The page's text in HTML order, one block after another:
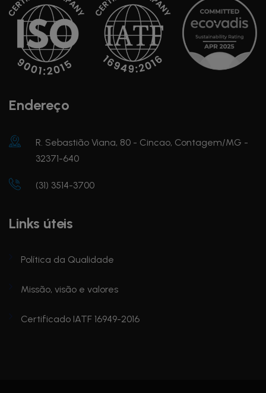
Endereço
R. Sebastião Viana, 80 - Cincao, Contagem/MG -
32371-640
(31) 3514-3700
Links úteis
Política da Qualidade
Missão, visão e valores
Certificado IATF 16949-2016